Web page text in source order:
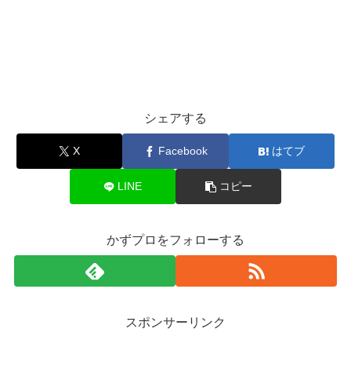
シェアする
X Facebook はてブ
LINE コピー
かずプロをフォローする
スポンサーリンク